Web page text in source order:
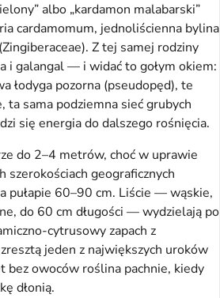
albo „kardamon malabarski”
cardamomum, jednoliścienna bylina
Z tej samej rodziny
i galangal — i widać to gołym okiem:
łodyga pozorna (pseudopęd), te
ta sama podziemna sieć grubych
się energia do dalszego rośnięcia.
do 2–4 metrów, choć w uprawie
szerokościach geograficznych
pułapie 60–90 cm. Liście — wąskie,
do 60 cm długości — wydzielają po
cytrusowy zapach z
jeden z największych uroków
bez owoców roślina pachnie, kiedy
dłonią.